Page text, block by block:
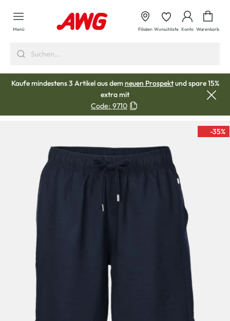
springen
Menü Filialen Wunschliste Konto Warenkorb
Kaufe mindestens 3 Artikel aus demneuen Prospektund spare 15%
extra mit
Code: 9710
-35%